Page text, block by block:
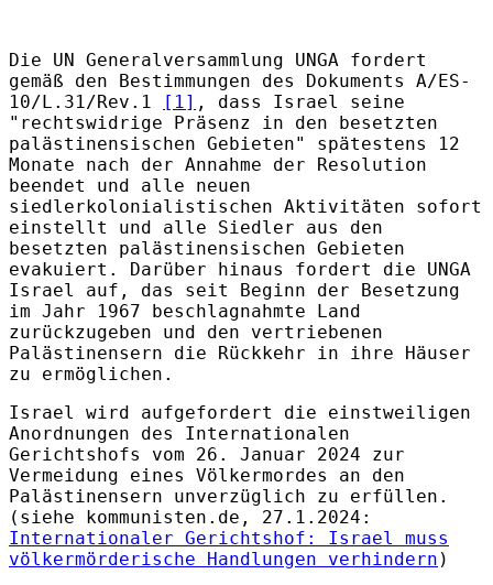
Die UN Generalversammlung UNGA fordert
gemäß den Bestimmungen des Dokuments A/ES-
10/L.31/Rev.1
[1] , dass Israel seine
"rechtswidrige Präsenz in den besetzten
palästinensischen Gebieten" spätestens 12
Monate nach der Annahme der Resolution
beendet und alle neuen
siedlerkolonialistischen Aktivitäten sofort
einstellt und alle Siedler aus den
besetzten palästinensischen Gebieten
evakuiert. Darüber hinaus fordert die UNGA
Israel auf, das seit Beginn der Besetzung
im Jahr 1967 beschlagnahmte Land
zurückzugeben und den vertriebenen
Palästinensern die Rückkehr in ihre Häuser
zu ermöglichen.
Israel wird aufgefordert die einstweiligen
Anordnungen des Internationalen
Gerichtshofs vom 26. Januar 2024 zur
Vermeidung eines Völkermordes an den
Palästinensern unverzüglich zu erfüllen.
(siehe kommunisten.de, 27.1.2024:
Internationaler Gerichtshof: Israel muss
völkermörderische Handlungen verhindern )